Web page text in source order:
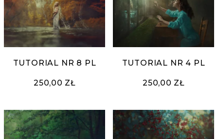
TUTORIAL NR 8 PL
250,00 ZŁ
TUTORIAL NR 4 PL
250,00 ZŁ